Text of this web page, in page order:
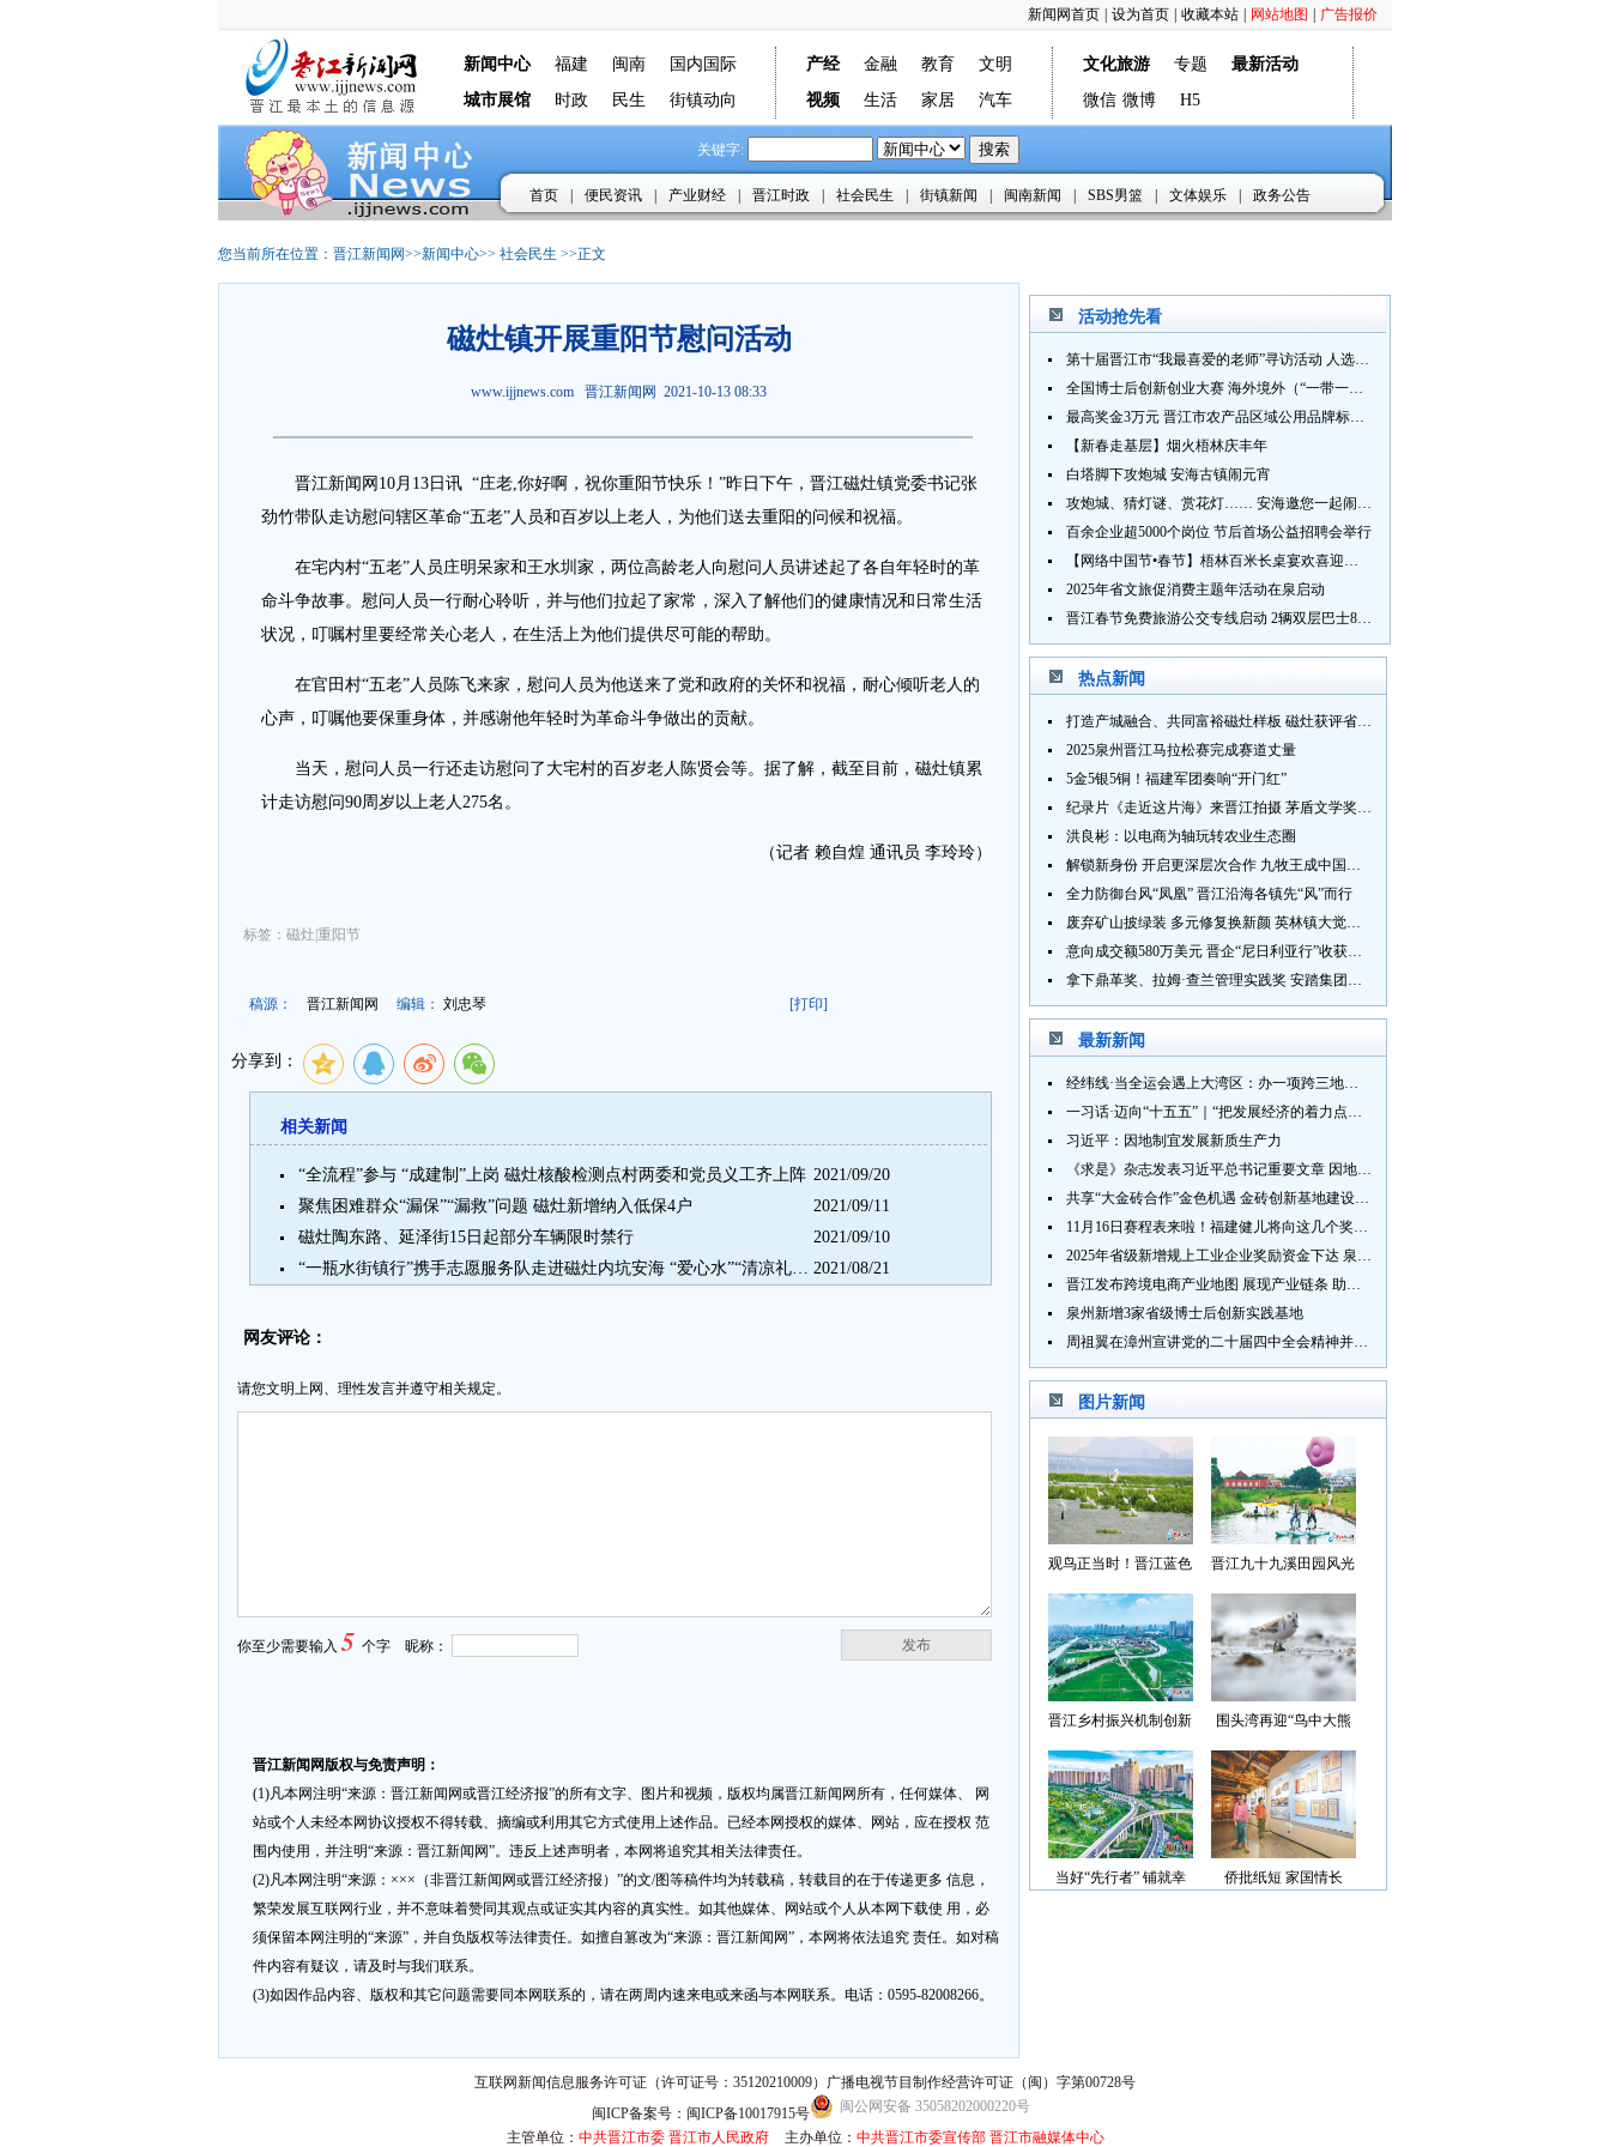
广告报价
网站地图
收藏本站
设为首页
新闻网首页
新闻中心 福建 闽南
国内国际
城市展馆
时政 民生 街镇动向
产经 金融 教育
文明
视频
生活 家居 汽车
文化旅游 专题
最新活动
微信 微博 H5
关键字:
首页 便民资讯 产业财经 晋江时政 社会民生 街镇新闻 闽南新闻 SBS男篮 文体娱乐 政务公告
您当前所在位置： 晋江新闻网>>新闻中心>> 社会民生 >>正文
磁灶镇开展重阳节慰问活动
www.ijjnews.com 晋江新闻网 2021-10-13 08:33
晋江新闻网10月13日讯 “庄老,你好啊，祝你重阳节快乐！”昨日下午，晋江磁灶镇党委书记张
劲竹带队走访慰问辖区革命“五老”人员和百岁以上老人，为他们送去重阳的问候和祝福。
在宅内村“五老”人员庄明呆家和王水圳家，两位高龄老人向慰问人员讲述起了各自年轻时的革
命斗争故事。慰问人员一行耐心聆听，并与他们拉起了家常，深入了解他们的健康情况和日常生活
状况，叮嘱村里要经常关心老人，在生活上为他们提供尽可能的帮助。
在官田村“五老”人员陈飞来家，慰问人员为他送来了党和政府的关怀和祝福，耐心倾听老人的
心声，叮嘱他要保重身体，并感谢他年轻时为革命斗争做出的贡献。
当天，慰问人员一行还走访慰问了大宅村的百岁老人陈贤会等。据了解，截至目前，磁灶镇累
计走访慰问90周岁以上老人275名。
（记者 赖自煌 通讯员 李玲玲）
标签：磁灶|重阳节
稿源： 晋江新闻网 编辑： 刘忠琴 [打印]
分享到：
相关新闻
“全流程”参与 “成建制”上岗 磁灶核酸检测点村两委和党员义工齐上阵 2021/09/20
聚焦困难群众“漏保”“漏救”问题 磁灶新增纳入低保4户
2021/09/11
磁灶陶东路、延泽街15日起部分车辆限时禁行
2021/09/10
“一瓶水街镇行”携手志愿服务队走进磁灶内坑安海 “爱心水”“清凉礼包”送给一线工作者 2021/08/21
网友评论：
请您文明上网、理性发言并遵守相关规定。
发布
你至少需要输入5 个字 昵称：
晋江新闻网版权与免责声明：
(1)凡本网注明“来源：晋江新闻网或晋江经济报”的所有文字、图片和视频，版权均属晋江新闻网所有，任何媒体、 网
站或个人未经本网协议授权不得转载、摘编或利用其它方式使用上述作品。已经本网授权的媒体、网站，应在授权 范
围内使用，并注明“来源：晋江新闻网”。违反上述声明者，本网将追究其相关法律责任。
(2)凡本网注明“来源：×××（非晋江新闻网或晋江经济报）”的文/图等稿件均为转载稿，转载目的在于传递更多 信息，
繁荣发展互联网行业，并不意味着赞同其观点或证实其内容的真实性。如其他媒体、网站或个人从本网下载使 用，必
须保留本网注明的“来源”，并自负版权等法律责任。如擅自篡改为“来源：晋江新闻网”，本网将依法追究 责任。如对稿
件内容有疑议，请及时与我们联系。
(3)如因作品内容、版权和其它问题需要同本网联系的，请在两周内速来电或来函与本网联系。电话：0595-82008266。
活动抢先看
第十届晋江市“我最喜爱的老师”寻访活动 人选推荐火热进行中 快来“秀”您最喜爱的老师
全国博士后创新创业大赛 海外境外（“一带一路”）赛七大赛道等你来战
最高奖金3万元 晋江市农产品区域公用品牌标识Logo及特色农产品包装设计征集活动正式启动
【新春走基层】烟火梧林庆丰年
白塔脚下攻炮城 安海古镇闹元宵
攻炮城、猜灯谜、赏花灯…… 安海邀您一起闹元宵
百余企业超5000个岗位 节后首场公益招聘会举行
【网络中国节•春节】梧林百米长桌宴欢喜迎新春
2025年省文旅促消费主题年活动在泉启动
晋江春节免费旅游公交专线启动 2辆双层巴士8辆铛铛车带你游
热点新闻
打造产城融合、共同富裕磁灶样板 磁灶获评省级乡村振兴示范乡镇
2025泉州晋江马拉松赛完成赛道丈量
5金5银5铜！福建军团奏响“开门红”
纪录片《走近这片海》来晋江拍摄 茅盾文学奖得主麦家探寻晋江“海海”人生
洪良彬：以电商为轴玩转农业生态圈
解锁新身份 开启更深层次合作 九牧王成中国奥委会官方赞助商
全力防御台风“凤凰” 晋江沿海各镇先“风”而行
废弃矿山披绿装 多元修复换新颜 英林镇大觉山片区废弃矿山生态修复项目通过验收
意向成交额580万美元 晋企“尼日利亚行”收获满满
拿下鼎革奖、拉姆·查兰管理实践奖 安踏集团获企业管理权威奖项
最新新闻
经纬线·当全运会遇上大湾区：办一项跨三地的赛事有多硬核？
一习话·迈向“十五五”｜“把发展经济的着力点放在实体经济上”
习近平：因地制宜发展新质生产力
《求是》杂志发表习近平总书记重要文章 因地制宜发展新质生产力
共享“大金砖合作”金色机遇 金砖创新基地建设成效显著
11月16日赛程表来啦！福建健儿将向这几个奖牌发起冲击→
2025年省级新增规上工业企业奖励资金下达 泉州市获补资金居全省首位
晋江发布跨境电商产业地图 展现产业链条 助力“晋品出海”
泉州新增3家省级博士后创新实践基地
周祖翼在漳州宣讲党的二十届四中全会精神并调研
图片新闻
观鸟正当时！晋江蓝色
晋江九十九溪田园风光
光”首批认定名单
晋江乡村振兴机制创新
围头湾再迎“鸟中大熊
当好“先行者” 铺就幸
侨批纸短 家国情长
互联网新闻信息服务许可证（许可证号：35120210009）广播电视节目制作经营许可证（闽）字第00728号
闽ICP备案号：闽ICP备10017915号
闽公网安备 35058202000220号
主管单位： 中共晋江市委 晋江市人民政府 主办单位： 中共晋江市委宣传部 晋江市融媒体中心